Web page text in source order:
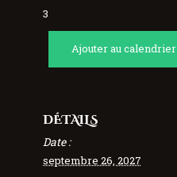
3
Ajouter au calendrier
DÉTAILS
Date :
septembre 26, 2027